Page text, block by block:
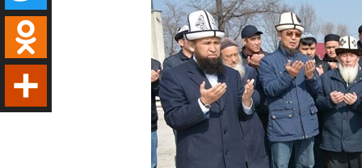
Twitter
Odnoklassniki